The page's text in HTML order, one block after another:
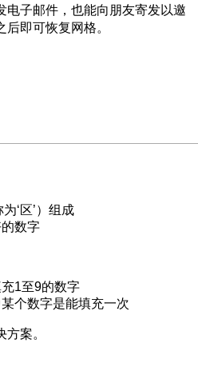
电子邮件，也能向朋友寄发以邀
即可恢复网格。
‘区’）组成
数字
1至9的数字
个数字是能填充一次
案。